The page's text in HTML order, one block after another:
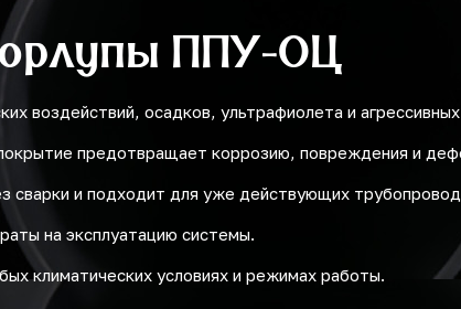
ППУ-ОЦ
воздействий, осадков, ультрафиолета и
предотвращает коррозию, повреждения и
сварки и подходит для уже действующих
на эксплуатацию системы.
климатических условиях и режимах работы.